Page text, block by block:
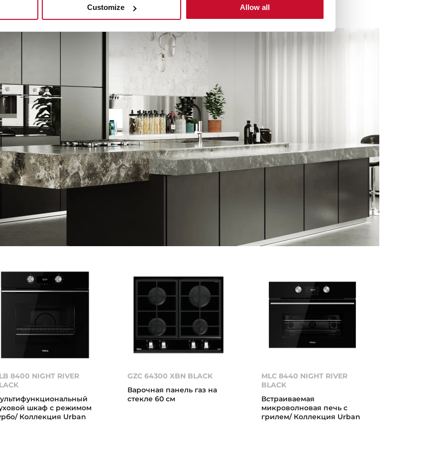
Customize Allow all
MLC 8440 NIGHT RIVER
BLACK
Встраиваемая
микроволновая печь с
грилем/ Коллекция Urban
8400 NIGHT RIVER
шкаф с режимом
Коллекция Urban
GZC 64300 XBN BLACK
Варочная панель газ на
стекле 60 см